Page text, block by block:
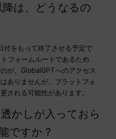
は、どうなるの
付をもって終了させる予定で
フォームルートであるため、
が、GlobalGPTへのアクセス
ありませんが、プラットフォ
される可能性があります。.
かしが入っておら
ですか？